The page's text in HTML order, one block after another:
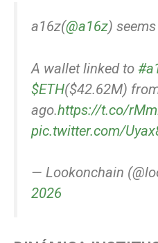
a16z(@a16z)
A wallet linked to
$ETH($42.62M)
ago.https://t.co/
pic.twitter.com/
— Lookonchain
2026